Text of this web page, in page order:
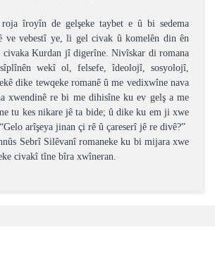
îroyîn de gelşeke taybet e û bi sedema
ve vebestî ye, li gel civak û komelên din ên
Kurdan jî digerîne. Nivîskar di romana
wekî ol, felsefe, îdeolojî, sosyolojî,
dike tewqeke romanê û me vedixwîne nava
xwendinê re bi me dihisîne ku ev gelş a me
tu kes nikare jê ta bide; û dike ku em ji xwe
arîşeya jinan çi rê û çareserî jê re divê?”
Sebrî Silêvanî romaneke ku bi mijara xwe
civakî tîne bîra xwîneran.